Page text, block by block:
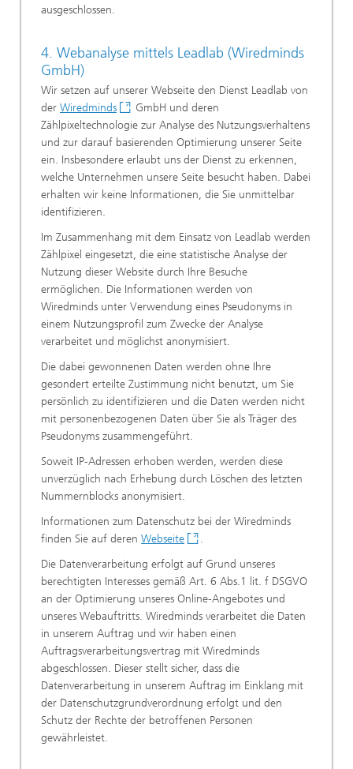
ausgeschlossen.
4. Webanalyse mittels Leadlab (Wiredminds
GmbH)
Wir setzen auf unserer Webseite den Dienst Leadlab von
der Wiredminds
GmbH und deren
Zählpixeltechnologie zur Analyse des Nutzungsverhaltens
und zur darauf basierenden Optimierung unserer Seite
ein. Insbesondere erlaubt uns der Dienst zu erkennen,
welche Unternehmen unsere Seite besucht haben. Dabei
erhalten wir keine Informationen, die Sie unmittelbar
identifizieren.
Im Zusammenhang mit dem Einsatz von Leadlab werden
Zählpixel eingesetzt, die eine statistische Analyse der
Nutzung dieser Website durch Ihre Besuche
ermöglichen. Die Informationen werden von
Wiredminds unter Verwendung eines Pseudonyms in
einem Nutzungsprofil zum Zwecke der Analyse
verarbeitet und möglichst anonymisiert.
Die dabei gewonnenen Daten werden ohne Ihre
gesondert erteilte Zustimmung nicht benutzt, um Sie
persönlich zu identifizieren und die Daten werden nicht
mit personenbezogenen Daten über Sie als Träger des
Pseudonyms zusammengeführt.
Soweit IP-Adressen erhoben werden, werden diese
unverzüglich nach Erhebung durch Löschen des letzten
Nummernblocks anonymisiert.
Informationen zum Datenschutz bei der Wiredminds
finden Sie auf deren Webseite
.
Die Datenverarbeitung erfolgt auf Grund unseres
berechtigten Interesses gemäß Art. 6 Abs.1 lit. f DSGVO
an der Optimierung unseres Online-Angebotes und
unseres Webauftritts. Wiredminds verarbeitet die Daten
in unserem Auftrag und wir haben einen
Auftragsverarbeitungsvertrag mit Wiredminds
abgeschlossen. Dieser stellt sicher, dass die
Datenverarbeitung in unserem Auftrag im Einklang mit
der Datenschutzgrundverordnung erfolgt und den
Schutz der Rechte der betroffenen Personen
gewährleistet.